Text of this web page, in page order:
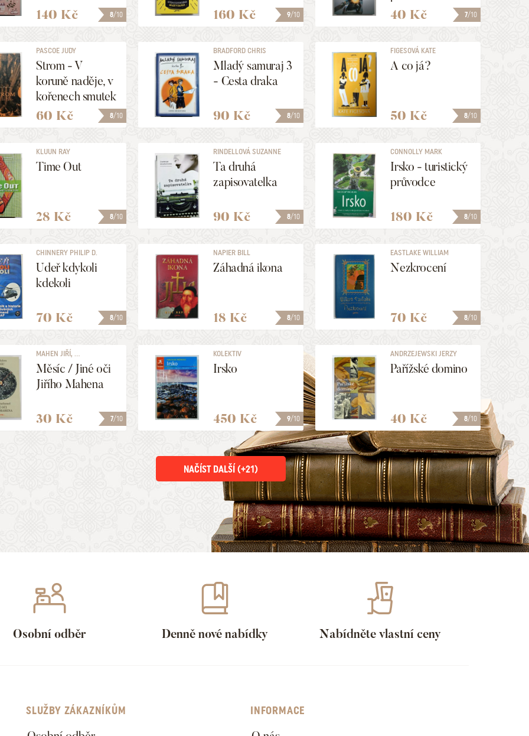
8/10
140 Kč 9/10
160 Kč 7/10
Lemonyho
Snicketa
40 Kč
8/10
PASCOE JUDY
Strom - V
koruně naděje, v
kořenech smutek
60 Kč 8/10
BRADFORD CHRIS
Mladý samuraj 3
- Cesta draka
90 Kč 8/10
FIGESOVÁ KATE
A co já?
50 Kč
8/10
KLUUN RAY
Time Out
28 Kč 8/10
RINDELLOVÁ SUZANNE
Ta druhá
zapisovatelka
90 Kč 8/10
CONNOLLY MARK
Irsko - turistický
průvodce
180 Kč
8/10
CHINNERY PHILIP D.
Udeř kdykoli
kdekoli
70 Kč 8/10
NAPIER BILL
Záhadná ikona
18 Kč 8/10
EASTLAKE WILLIAM
Nezkrocení
70 Kč
7/10
MAHEN JIŘÍ, ...
Měsíc / Jiné oči
Jiřího Mahena
30 Kč 9/10
KOLEKTIV
Irsko
450 Kč 8/10
ANDRZEJEWSKI JERZY
Pařížské domino
40 Kč
NAČÍST DALŠÍ (+21)
Osobní odběr Denně nové nabídky Nabídněte vlastní ceny
SLUŽBY ZÁKAZNÍKŮM INFORMACE